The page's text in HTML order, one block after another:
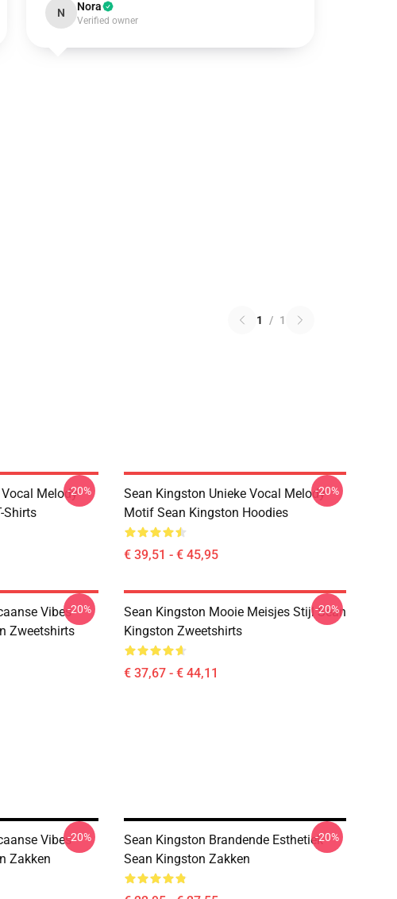
N Nora
Verified owner
1 / 1
Melody
Shirts
-20%
Sean Kingston Unieke Vocal Melody
Motif Sean Kingston Hoodies
€ 39,51 - € 45,95
-20%
Vibes
Zweetshirts
-20%
Sean Kingston Mooie Meisjes Stijl Sean
Kingston Zweetshirts
€ 37,67 - € 44,11
-20%
Vibes
Zakken
-20%
Sean Kingston Brandende Esthetiek
Sean Kingston Zakken
-20%